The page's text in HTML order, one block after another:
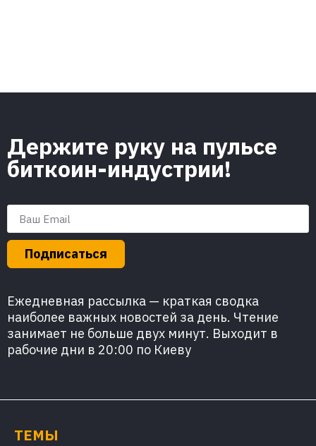
Держите руку на пульсе
биткоин-индустрии!
Подписаться
Ежедневная рассылка — краткая сводка
наиболее важных новостей за день. Чтение
занимает не больше двух минут. Выходит в
рабочие дни в 20:00 по Киеву
ТЕМЫ